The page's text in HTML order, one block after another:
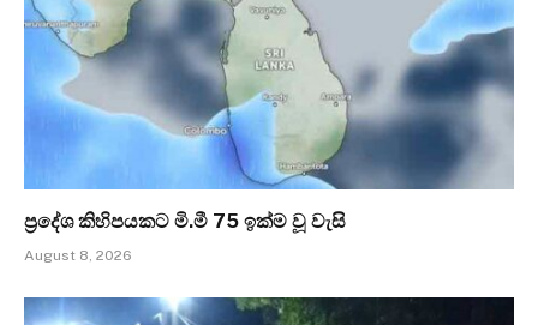
ප්‍රදේශ කිහිපයකට මි.මී 75 ඉක්ම වූ වැසි
August 8, 2026